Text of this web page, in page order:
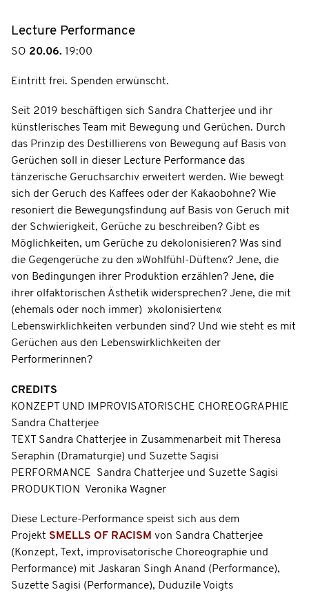
Lecture Performance
SO 20.06. 19:00
Eintritt frei. Spenden erwünscht.
Seit 2019 beschäftigen sich Sandra Chatterjee und ihr
künstlerisches Team mit Bewegung und Gerüchen. Durch
das Prinzip des Destillierens von Bewegung auf Basis von
Gerüchen soll in dieser Lecture Performance das
tänzerische Geruchsarchiv erweitert werden. Wie bewegt
sich der Geruch des Kaffees oder der Kakaobohne? Wie
resoniert die Bewegungsfindung auf Basis von Geruch mit
der Schwierigkeit, Gerüche zu beschreiben? Gibt es
Möglichkeiten, um Gerüche zu dekolonisieren? Was sind
die Gegengerüche zu den »Wohlfühl-Düften«? Jene, die
von Bedingungen ihrer Produktion erzählen? Jene, die
ihrer olfaktorischen Ästhetik widersprechen? Jene, die mit
(ehemals oder noch immer) »kolonisierten«
Lebenswirklichkeiten verbunden sind? Und wie steht es mit
Gerüchen aus den Lebenswirklichkeiten der
Performerinnen?
CREDITS
KONZEPT UND IMPROVISATORISCHE CHOREOGRAPHIE
Sandra Chatterjee
TEXT Sandra Chatterjee in Zusammenarbeit mit Theresa
Seraphin (Dramaturgie) und Suzette Sagisi
PERFORMANCE Sandra Chatterjee und Suzette Sagisi
PRODUKTION Veronika Wagner
Diese Lecture-Performance speist sich aus dem
Projekt SMELLS OF RACISM von Sandra Chatterjee
(Konzept, Text, improvisatorische Choreographie und
Performance) mit Jaskaran Singh Anand (Performance),
Suzette Sagisi (Performance), Duduzile Voigts